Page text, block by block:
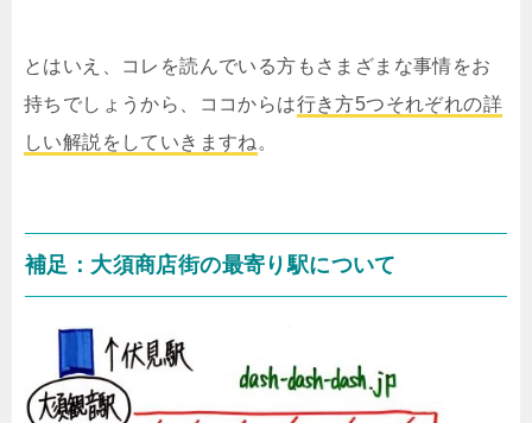
とはいえ、コレを読んでいる方もさまざまな事情をお
持ちでしょうから、ココからは行き方5つそれぞれの詳
しい解説をしていきますね 。
補足：大須商店街の最寄り駅について